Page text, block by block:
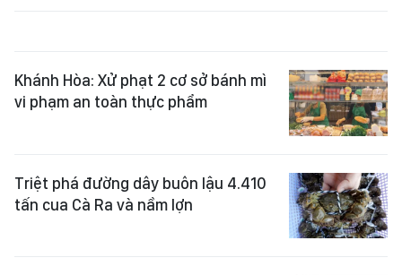
Khánh Hòa: Xử phạt 2 cơ sở bánh mì
vi phạm an toàn thực phẩm
Triệt phá đường dây buôn lậu 4.410
tấn cua Cà Ra và nầm lợn